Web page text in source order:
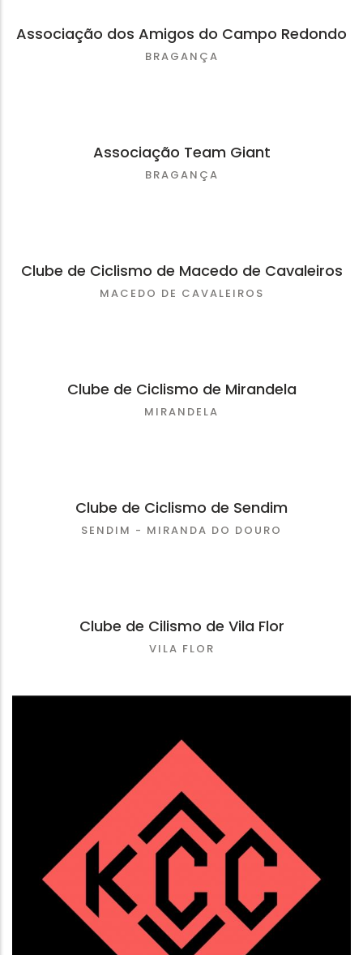
Associação dos Amigos do Campo Redondo
BRAGANÇA
Associação Team Giant
BRAGANÇA
Clube de Ciclismo de Macedo de Cavaleiros
MACEDO DE CAVALEIROS
Clube de Ciclismo de Mirandela
MIRANDELA
Clube de Ciclismo de Sendim
SENDIM - MIRANDA DO DOURO
Clube de Cilismo de Vila Flor
VILA FLOR